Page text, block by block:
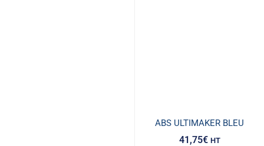
ABS ULTIMAKER BLEU
41,75€ HT